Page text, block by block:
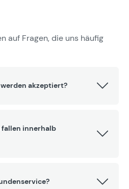
auf Fragen, die uns häufig
akzeptiert?
fallen innerhalb